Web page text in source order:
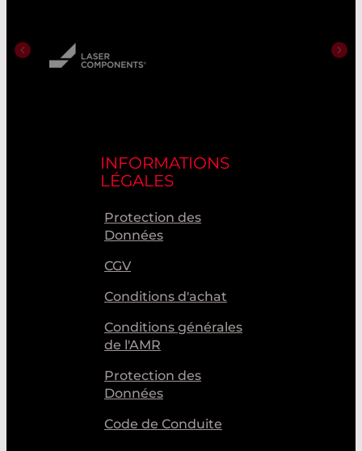
INFORMATIONS
LÉGALES
Protection des
Données
CGV
Conditions d'achat
Conditions générales
de l'AMR
Protection des
Données
Code de Conduite